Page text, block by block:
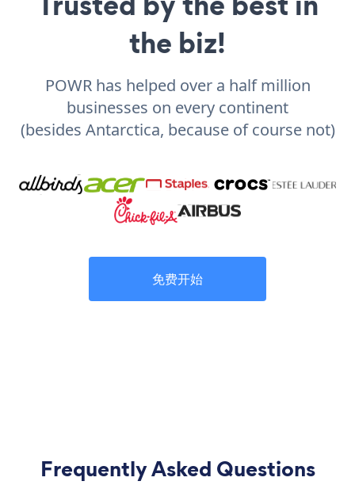
the biz!
POWR has helped over a half million
businesses on every continent
(besides Antarctica, because of course not)
免费开始
Frequently Asked Questions